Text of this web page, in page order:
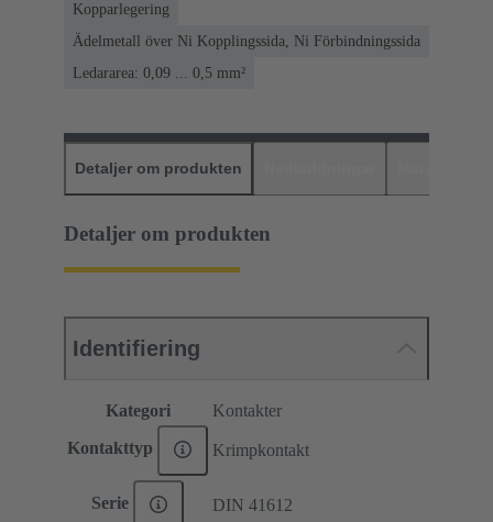
Kopparlegering
Ädelmetall över Ni Kopplingssida, Ni Förbindningssida
Ledararea: 0,09 ... 0,5 mm²
Detaljer om produkten
Detaljer om produkten
Identifiering
Kategori Kontakter
Kontakttyp Krimpkontakt
Serie DIN 41612